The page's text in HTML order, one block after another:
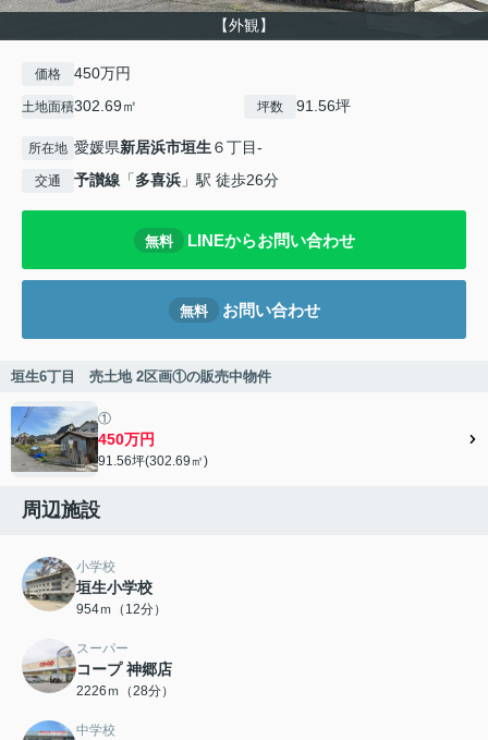
【外観】
価格 450万円
土地面積302.69㎡ 坪数 91.56坪
所在地 愛媛県新居浜市垣生６丁目-
交通 予讃線 「多喜浜 」駅 徒歩26分
無料 LINEからお問い合わせ
無料 お問い合わせ
垣生6丁目 売土地 2区画①の販売中物件
①
450万円
91.56坪(302.69㎡)
周辺施設
小学校
垣生小学校
954ｍ（12分）
スーパー
コープ 神郷店
2226ｍ（28分）
中学校